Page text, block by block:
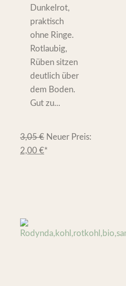
Dunkelrot,
praktisch
ohne Ringe.
Rotlaubig,
Rüben sitzen
deutlich über
dem Boden.
Gut zu...
3,05€ Neuer Preis:
2,00 €*